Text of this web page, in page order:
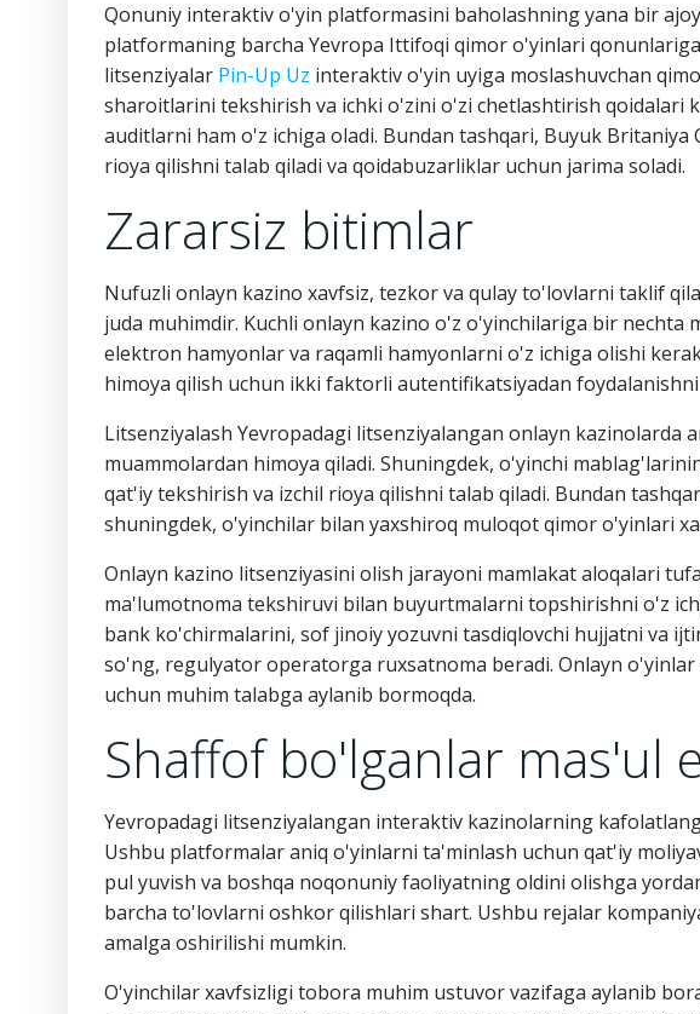
Qonuniy interaktiv o'yin platformasini baholashning yana bir
platformaning barcha Yevropa Ittifoqi qimor o'yinlari
litsenziyalar Pin-Up Uz interaktiv o'yin uyiga moslashuvchan
sharoitlarini tekshirish va ichki o'zini o'zi chetlashtirish qoidalari
auditlarni ham o'z ichiga oladi. Bundan tashqari, Buyuk
rioya qilishni talab qiladi va qoidabuzarliklar uchun jarima soladi.
Zararsiz bitimlar
Nufuzli onlayn kazino xavfsiz, tezkor va qulay to'lovlarni taklif
juda muhimdir. Kuchli onlayn kazino o'z o'yinchilariga bir
elektron hamyonlar va raqamli hamyonlarni o'z ichiga olishi
himoya qilish uchun ikki faktorli autentifikatsiyadan
Litsenziyalash Yevropadagi litsenziyalangan onlayn
muammolardan himoya qiladi. Shuningdek, o'yinchi
qat'iy tekshirish va izchil rioya qilishni talab qiladi. Bundan
shuningdek, o'yinchilar bilan yaxshiroq muloqot qimor o'yinlari
Onlayn kazino litsenziyasini olish jarayoni mamlakat aloqalari
ma'lumotnoma tekshiruvi bilan buyurtmalarni topshirishni o'z
bank ko'chirmalarini, sof jinoiy yozuvni tasdiqlovchi hujjatni va
so'ng, regulyator operatorga ruxsatnoma beradi. Onlayn
uchun muhim talabga aylanib bormoqda.
Shaffof bo'lganlar mas'ul
Yevropadagi litsenziyalangan interaktiv kazinolarning
Ushbu platformalar aniq o'yinlarni ta'minlash uchun qat'iy
pul yuvish va boshqa noqonuniy faoliyatning oldini olishga
barcha to'lovlarni oshkor qilishlari shart. Ushbu rejalar
amalga oshirilishi mumkin.
O'yinchilar xavfsizligi tobora muhim ustuvor vazifaga aylanib